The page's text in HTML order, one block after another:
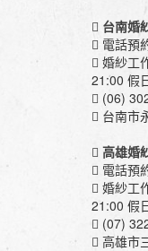
台南婚
電話預
婚紗工
21:00 假
(06)
台南市
高雄婚
電話預
婚紗工
21:00 假
(07)
高雄市